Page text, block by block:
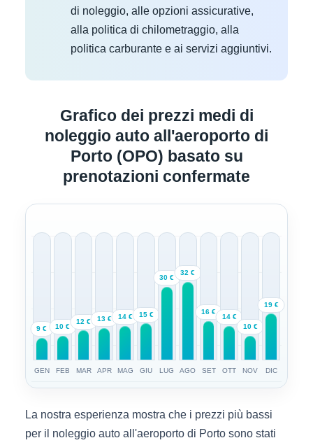
di noleggio, alle opzioni assicurative,
alla politica di chilometraggio, alla
politica carburante e ai servizi aggiuntivi.
Grafico dei prezzi medi di
noleggio auto all'aeroporto di
Porto (OPO) basato su
prenotazioni confermate
9 €
GEN
10 €
FEB
12 €
MAR
13 €
APR
14 €
MAG
15 €
GIU
30 €
LUG
32 €
AGO
16 €
SET
14 €
OTT
10 €
NOV
19 €
DIC
La nostra esperienza mostra che i prezzi più bassi
per il noleggio auto all'aeroporto di Porto sono stati